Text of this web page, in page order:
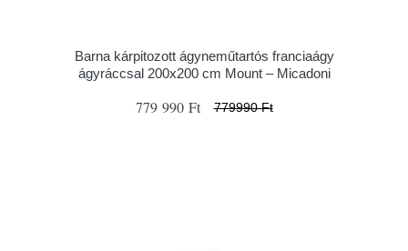
Barna kárpitozott ágyneműtartós franciaágy
ágyráccsal 200x200 cm Mount – Micadoni
779 990 Ft 779990 Ft